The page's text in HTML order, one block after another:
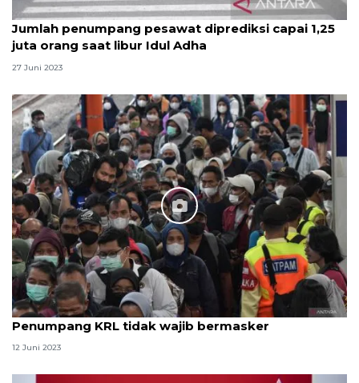
Jumlah penumpang pesawat diprediksi capai 1,25
juta orang saat libur Idul Adha
27 Juni 2023
Penumpang KRL tidak wajib bermasker
12 Juni 2023